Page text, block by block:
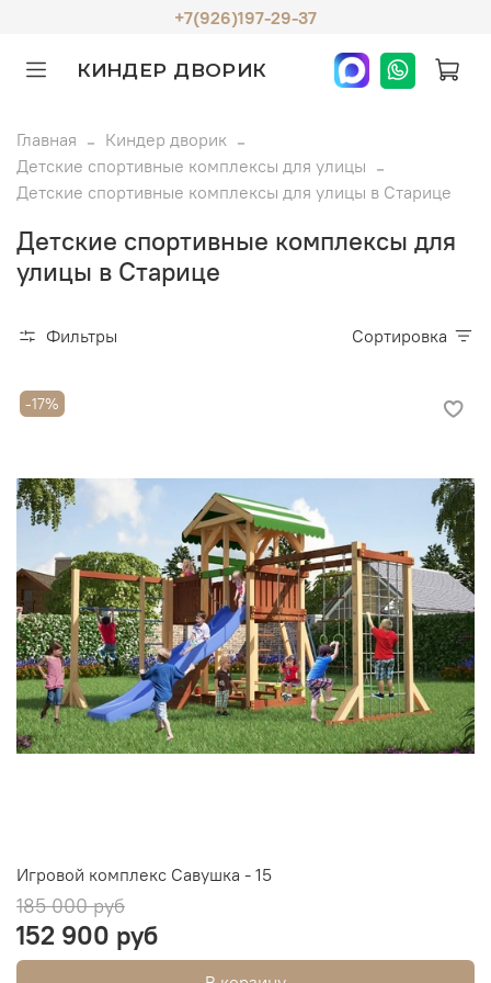
+7(926)197-29-37
КИНДЕР ДВОРИК
Главная
Киндер дворик
Детские спортивные комплексы для улицы
Детские спортивные комплексы для улицы в Старице
Детские спортивные комплексы для
улицы в Старице
Фильтры Сортировка
-17%
Игровой комплекс Савушка - 15
185 000 руб
152 900 руб